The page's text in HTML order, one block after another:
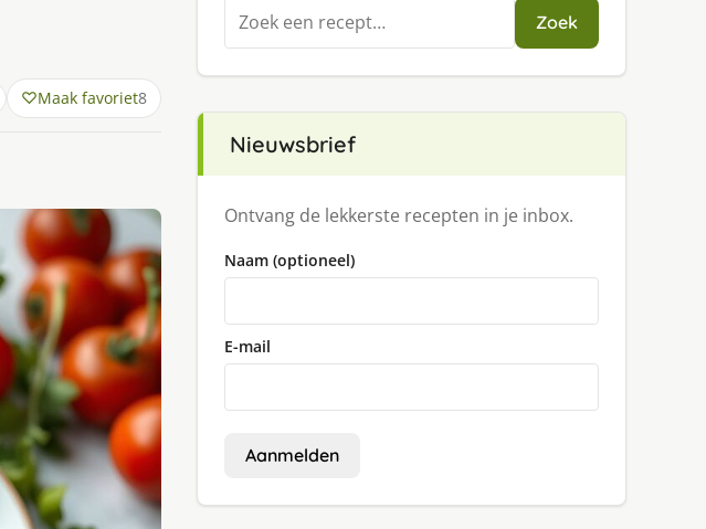
Maak favoriet8
Zoeken
naar:
Zoek
Nieuwsbrief
Ontvang de lekkerste recepten in je inbox.
Naam (optioneel)
E-mail
Aanmelden